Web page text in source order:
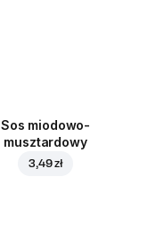
Sos miodowo-
musztardowy
3,49 zł